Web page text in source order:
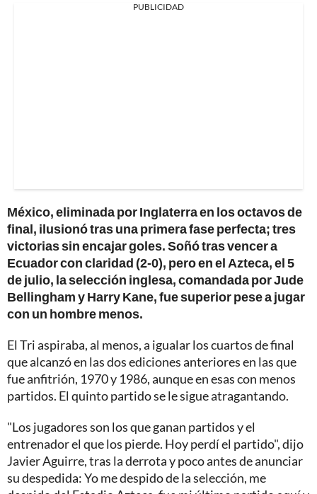
PUBLICIDAD
México, eliminada por Inglaterra en los octavos de
final, ilusionó tras una primera fase perfecta; tres
victorias sin encajar goles. Soñó tras vencer a
Ecuador con claridad (2-0), pero en el Azteca, el 5
de julio, la selección inglesa, comandada por Jude
Bellingham y Harry Kane, fue superior pese a jugar
con un hombre menos.
El Tri aspiraba, al menos, a igualar los cuartos de final
que alcanzó en las dos ediciones anteriores en las que
fue anfitrión, 1970 y 1986, aunque en esas con menos
partidos. El quinto partido se le sigue atragantando.
"Los jugadores son los que ganan partidos y el
entrenador el que los pierde. Hoy perdí el partido", dijo
Javier Aguirre, tras la derrota y poco antes de anunciar
su despedida: Yo me despido de la selección, me